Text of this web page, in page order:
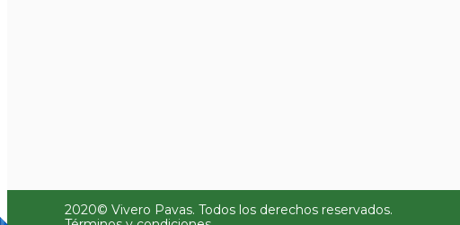
2020© Vivero Pavas. Todos los derechos reservados.